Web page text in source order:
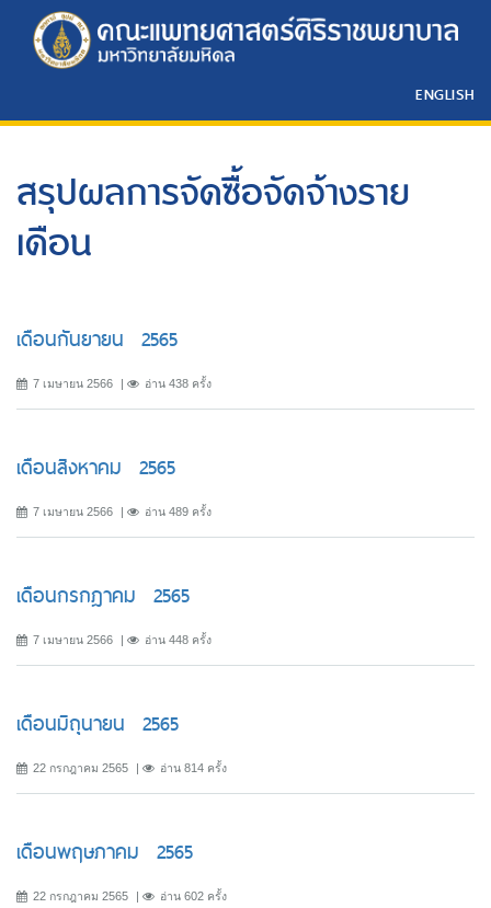
ENGLISH
สรุปผลการจัดซื้อจัดจ้างราย
เดือน
เดือนกันยายน 2565
7 เมษายน 2566 อ่าน 438 ครั้ง
เดือนสิงหาคม 2565
7 เมษายน 2566 อ่าน 489 ครั้ง
เดือนกรกฎาคม 2565
7 เมษายน 2566 อ่าน 448 ครั้ง
เดือนมิถุนายน 2565
22 กรกฎาคม 2565 อ่าน 814 ครั้ง
เดือนพฤษภาคม 2565
22 กรกฎาคม 2565 อ่าน 602 ครั้ง